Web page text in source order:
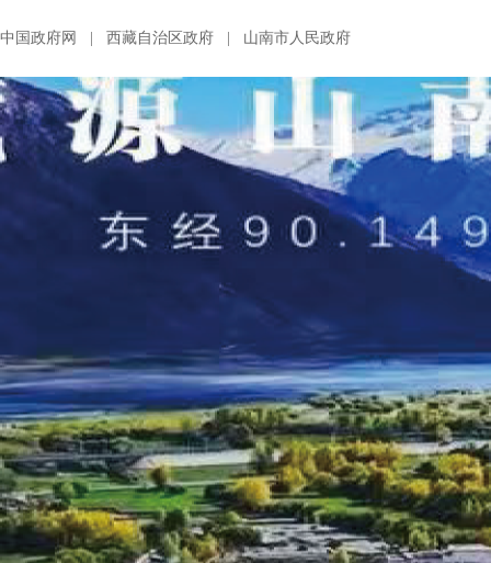
中国政府网 西藏自治区政府 山南市人民政府